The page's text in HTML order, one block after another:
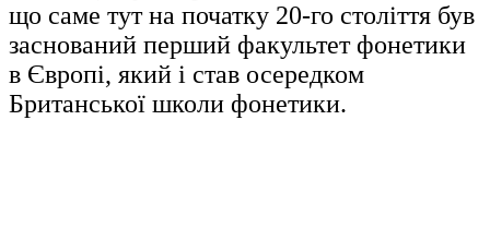
що саме тут на початку 20-го століття був
заснований перший факультет фонетики
в Європі, який і став осередком
Британської школи фонетики.